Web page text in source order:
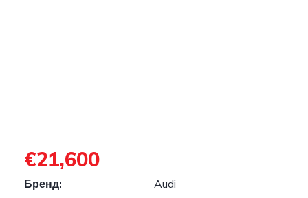
€21,600
Бренд:
Audi